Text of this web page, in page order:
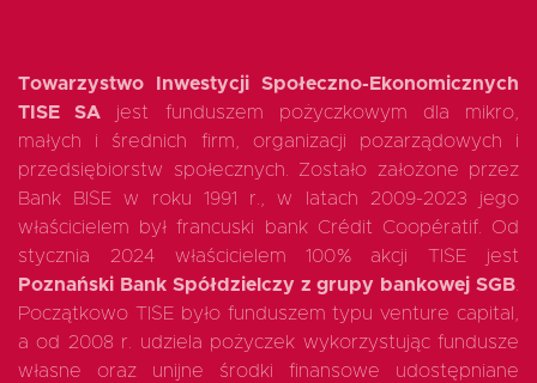
Kontakt
EN
Towarzystwo Inwestycji Społeczno-Ekonomicznych
TISE SA jest funduszem pożyczkowym dla mikro,
małych i średnich firm, organizacji pozarządowych i
przedsiębiorstw społecznych. Zostało założone przez
Bank BISE w roku 1991 r., w latach 2009-2023 jego
właścicielem był francuski bank Crédit Coopératif. Od
stycznia 2024 właścicielem 100% akcji TISE jest
Poznański Bank Spółdzielczy z grupy bankowej SGB.
Początkowo TISE było funduszem typu venture capital,
a od 2008 r. udziela pożyczek wykorzystując fundusze
własne oraz unijne środki finansowe udostępniane